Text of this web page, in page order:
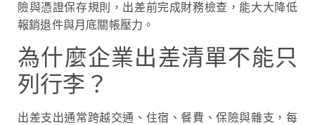
險與憑證保存規則，出差前完成財務檢查，能大大降低
報銷退件與月底關帳壓力。
為什麼企業出差清單不能只
列行李？
出差支出通常跨越交通、住宿、餐費、保險與雜支，每